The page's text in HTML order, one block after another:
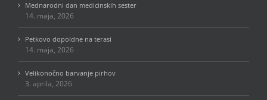
Mednarodni dan medicinskih sester
14. maja, 2026
Petkovo dopoldne na terasi
14. maja, 2026
Velikonočno barvanje pirhov
3. aprila, 2026